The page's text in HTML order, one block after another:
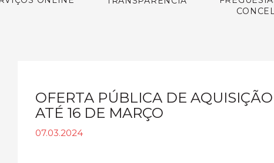
OFERTA PÚBLICA DE
ATÉ 16 DE MARÇO
07.03.2024